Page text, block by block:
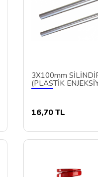
3X100mm
(PLASTİK
16,70 TL